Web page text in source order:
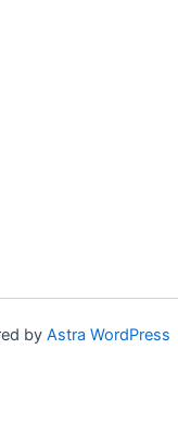
by Astra WordPress